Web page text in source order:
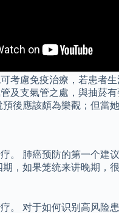
考慮免疫治療，若患
及支氣管之處，與抽菸
後應該頗為樂觀；但當
。 肺癌预防的第一个
，如果笼统来讲晚期
对于如何识别高风险